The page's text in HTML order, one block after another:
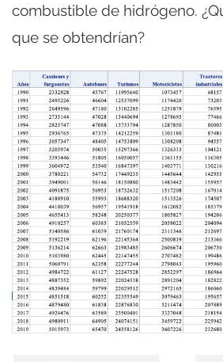
combustible de hidrógeno.
que se obtendrían?